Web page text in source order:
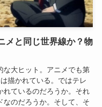
メと同じ世界線か？物
大ヒット。アニメでも第
描かれている。ではテレ
れているのだろうか。それ
なのだろうか。そして、そ